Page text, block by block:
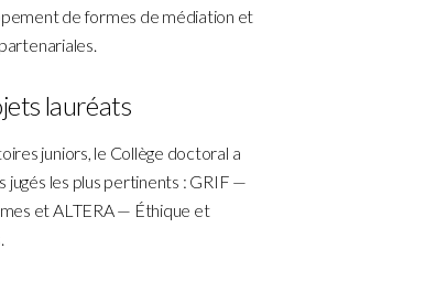
de formes de médiation et
lauréats
juniors, le Collège doctoral a
les plus pertinents : GRIF —
et ALTERA — Éthique et